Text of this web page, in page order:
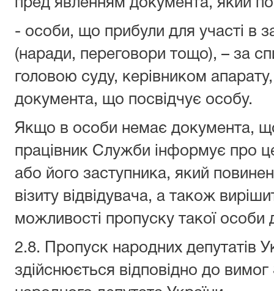
пред’явленням документа, який
- особи, що прибули для участі в
(наради, переговори тощо), – за
головою суду, керівником
документа, що посвідчує особу.
Якщо в особи немає документа,
працівник Служби інформує про
або його заступника, який
візиту відвідувача, а також
можливості пропуску такої особи
2.8. Пропуск народних депутатів
здійснюється відповідно до